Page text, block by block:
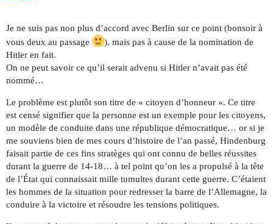
Je ne suis pas non plus d’accord avec Berlin sur ce point (bonsoir à
vous deux au passage
), mais pas à cause de la nomination de
Hitler en fait.
On ne peut savoir ce qu’il serait advenu si Hitler n’avait pas été
nommé…
Le problème est plutôt son titre de « citoyen d’honneur ». Ce titre
est censé signifier que la personne est un exemple pour les citoyens,
un modèle de conduite dans une république démocratique… or si je
me souviens bien de mes cours d’histoire de l’an passé, Hindenburg
faisait partie de ces fins stratèges qui ont connu de belles réussites
durant la guerre de 14-18… à tel point qu’on les a propulsé à la tête
de l’État qui connaissait mille tumultes durant cette guerre. C’étaient
les hommes de la situation pour redresser la barre de l’Allemagne, la
conduire à la victoire et résoudre les tensions politiques.